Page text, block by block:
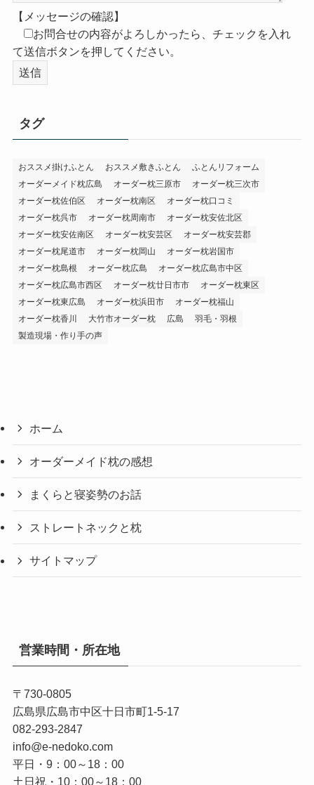
【メッセージの確認】
お問合せの内容がよろしかったら、チェックを入れ
て送信ボタンを押してください。
タグ
おススメ掛けふとん おススメ敷きふとん
ふとんリフォーム
オーダーメイド枕広島
オーダー枕三原市
オーダー枕三次市
オーダー枕佐伯区
オーダー枕南区
オーダー枕口コミ
オーダー枕呉市
オーダー枕周南市
オーダー枕安佐北区
オーダー枕安佐南区
オーダー枕安芸区
オーダー枕安芸郡
オーダー枕尾道市
オーダー枕岡山
オーダー枕岩国市
オーダー枕島根
オーダー枕広島
オーダー枕広島市中区
オーダー枕広島市西区
オーダー枕廿日市市
オーダー枕東区
オーダー枕東広島
オーダー枕浜田市
オーダー枕福山
オーダー枕香川
大竹市オーダー枕 広島
羽毛・羽根
製造現場・作り手の声
ホーム
オーダーメイド枕の感想
まくらと寝姿勢のお話
ストレートネックと枕
サイトマップ
営業時間・所在地
〒730-0805
広島県広島市中区十日市町1-5-17
082-293-2847
info@e-nedoko.com
平日・9：00～18：00
土日祝・10：00～18：00